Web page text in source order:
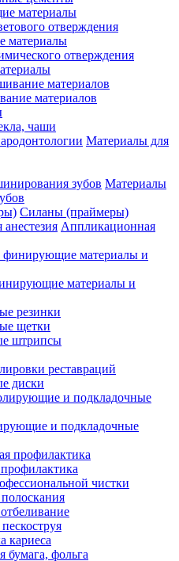
материалы
отверждения
материалы
отверждения
материалов
чаши
Материалы для
Материалы
Силаны (праймеры)
Аппликационная
материалы и
резинки
щетки
штрипсы
реставраций
диски
и подкладочные
чистки
кариеса